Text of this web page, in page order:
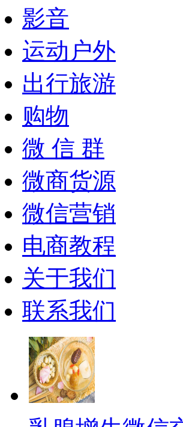
影音
运动户外
出行旅游
购物
微 信 群
微商货源
微信营销
电商教程
关于我们
联系我们